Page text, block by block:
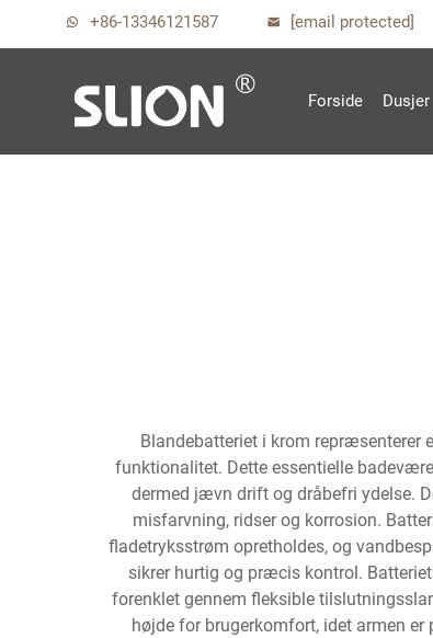
+86-13346121587 [email protected]
Forside Dusjer
Blandebatteriet i krom repræsenterer
funktionalitet. Dette essentielle
dermed jævn drift og dråbefri ydelse.
misfarvning, ridser og korrosion.
fladetryksstrøm opretholdes, og
sikrer hurtig og præcis kontrol.
forenklet gennem fleksible
højde for brugerkomfort, idet armen